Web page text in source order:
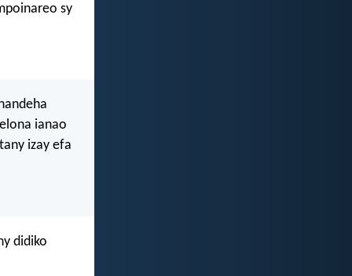
sy
ianao
izay efa
didiko